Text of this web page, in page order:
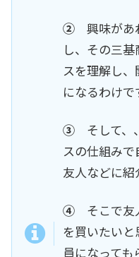
② 興味があ
し、その三
スを理解し
になるわけで
③ そして、
スの仕組みで
友人などに紹
④ そこで友
を買いたい
員になって